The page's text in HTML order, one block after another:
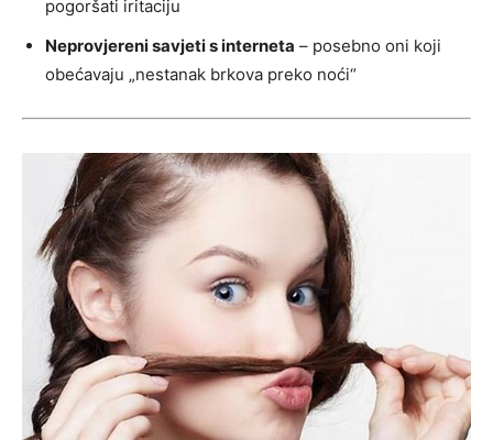
pogoršati iritaciju
Neprovjereni savjeti s interneta – posebno oni koji
obećavaju „nestanak brkova preko noći“